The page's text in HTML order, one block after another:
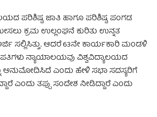
ಪರಿಶಿಷ್ಟ ಜಾತಿ ಹಾಗೂ ಪರಿಶಿಷ್ಟ ಪಂಗಡ
ಕ್ರಮ ಉಲ್ಲಂಘನೆ ಕುರಿತು ಉನ್ನತ
ಸಲ್ಲಿಸಿತ್ತು. ಆದರೆ 63ನೇ ಕಾರ್ಯಕಾರಿ ಮಂಡಳಿ
ನ್ಯಾಯಾಲಯವು ವಿಶ್ವವಿದ್ಯಾಲಯದ
ಅನುಮೋದಿಸಿದೆ ಎಂದು ಹೇಳಿ ಸಭಾ ಸದಸ್ಯರಿಗೆ
ಎಂದು ತಪ್ಪು ಸಂದೇಶ ನೀಡಿದ್ದಾರೆ ಎಂದು